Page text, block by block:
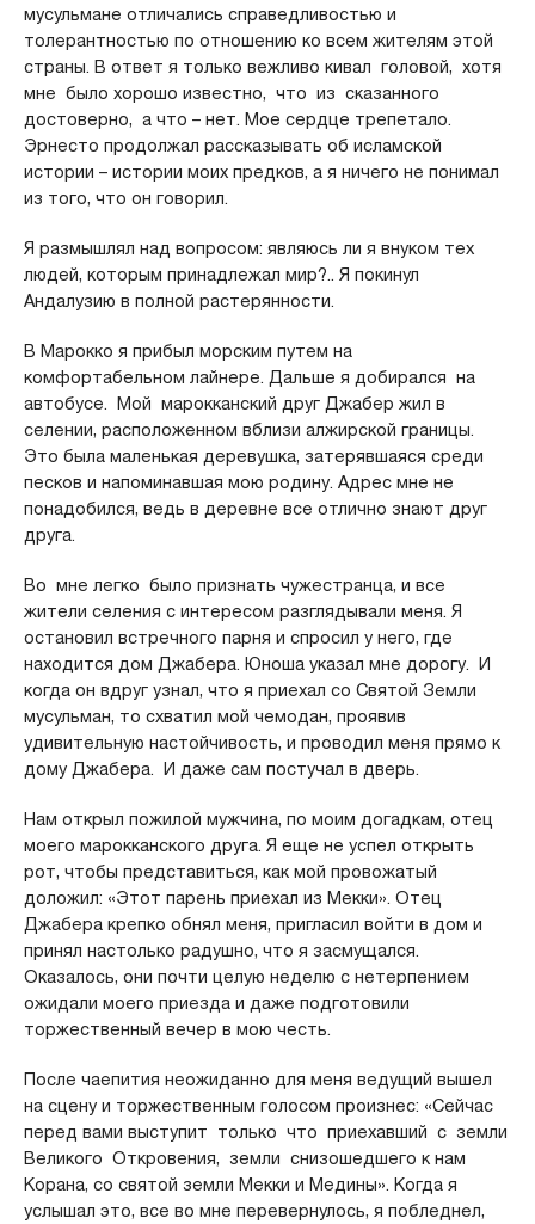
мусульмане отличались справедливостью и
толерантностью по отношению ко всем жителям этой
страны. В ответ я только вежливо кивал головой, хотя
мне было хорошо известно, что из сказанного
достоверно, а что – нет. Мое сердце трепетало.
Эрнесто продолжал рассказывать об исламской
истории – истории моих предков, а я ничего не понимал
из того, что он говорил.
Я размышлял над вопросом: являюсь ли я внуком тех
людей, которым принадлежал мир?.. Я покинул
Андалузию в полной растерянности.
В Марокко я прибыл морским путем на
комфортабельном лайнере. Дальше я добирался на
автобусе. Мой марокканский друг Джабер жил в
селении, расположенном вблизи алжирской границы.
Это была маленькая деревушка, затерявшаяся среди
песков и напоминавшая мою родину. Адрес мне не
понадобился, ведь в деревне все отлично знают друг
друга.
Во мне легко было признать чужестранца, и все
жители селения с интересом разглядывали меня. Я
остановил встречного парня и спросил у него, где
находится дом Джабера. Юноша указал мне дорогу. И
когда он вдруг узнал, что я приехал со Святой Земли
мусульман, то схватил мой чемодан, проявив
удивительную настойчивость, и проводил меня прямо к
дому Джабера. И даже сам постучал в дверь.
Нам открыл пожилой мужчина, по моим догадкам, отец
моего марокканского друга. Я еще не успел открыть
рот, чтобы представиться, как мой провожатый
доложил: «Этот парень приехал из Мекки». Отец
Джабера крепко обнял меня, пригласил войти в дом и
принял настолько радушно, что я засмущался.
Оказалось, они почти целую неделю с нетерпением
ожидали моего приезда и даже подготовили
торжественный вечер в мою честь.
После чаепития неожиданно для меня ведущий вышел
на сцену и торжественным голосом произнес: «Сейчас
перед вами выступит только что приехавший с земли
Великого Откровения, земли снизошедшего к нам
Корана, со святой земли Мекки и Медины». Когда я
услышал это, все во мне перевернулось, я побледнел,